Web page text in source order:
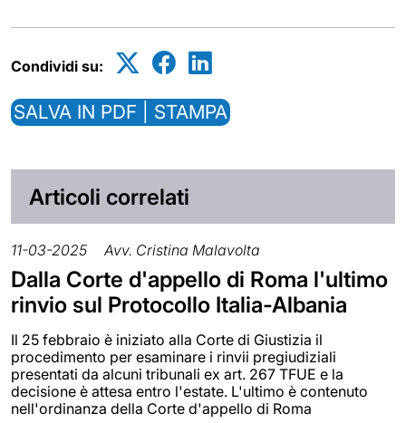
Condividi su:
SALVA IN PDF | STAMPA
Articoli correlati
11-03-2025 Avv. Cristina Malavolta
Dalla Corte d'appello di Roma l'ultimo
rinvio sul Protocollo Italia-Albania
Il 25 febbraio è iniziato alla Corte di Giustizia il
procedimento per esaminare i rinvii pregiudiziali
presentati da alcuni tribunali ex art. 267 TFUE e la
decisione è attesa entro l'estate. L'ultimo è contenuto
nell'ordinanza della Corte d'appello di Roma